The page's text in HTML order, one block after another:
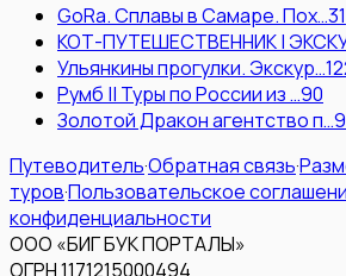
GoRa. Сплавы в Самаре. Пох…31
КОТ-ПУТЕШЕСТВЕННИК |
Ульянкины прогулки. Экскур…
Румб || Туры по России из …90
Золотой Дракон агентство п…
Путеводитель·Обратная связь·
туров·Пользовательское
конфиденциальности
ООО «БИГ БУК ПОРТАЛЫ»
ОГРН 1171215000494